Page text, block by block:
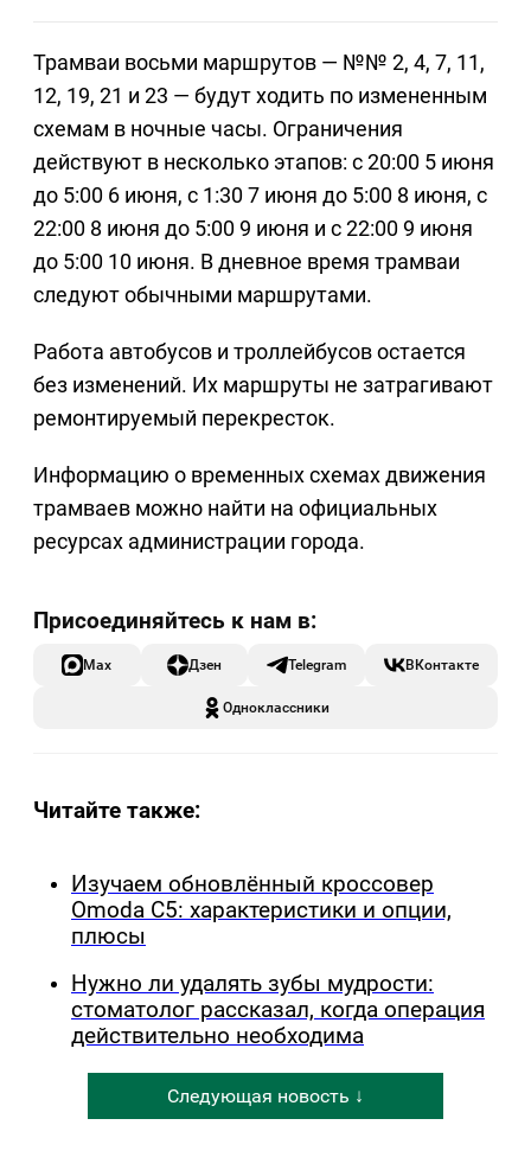
Трамваи восьми маршрутов — №№ 2, 4, 7, 11,
12, 19, 21 и 23 — будут ходить по измененным
схемам в ночные часы. Ограничения
действуют в несколько этапов: с 20:00 5 июня
до 5:00 6 июня, с 1:30 7 июня до 5:00 8 июня, с
22:00 8 июня до 5:00 9 июня и с 22:00 9 июня
до 5:00 10 июня. В дневное время трамваи
следуют обычными маршрутами.
Работа автобусов и троллейбусов остается
без изменений. Их маршруты не затрагивают
ремонтируемый перекресток.
Информацию о временных схемах движения
трамваев можно найти на официальных
ресурсах администрации города.
Max Дзен Telegram ВКонтакте
Одноклассники
Читайте также:
Изучаем обновлённый кроссовер
Omoda C5: характеристики и опции,
плюсы
Нужно ли удалять зубы мудрости:
стоматолог рассказал, когда операция
действительно необходима
Следующая новость ↓